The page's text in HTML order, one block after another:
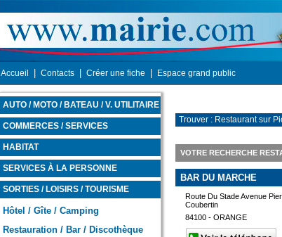
Accueil Contacts Créer une fiche Espace grand public
AUTO / MOTO / BATEAU / V. UTILITAIRE
COMMERCES / SERVICES
HABITAT
SERVICES À LA PERSONNE
SORTIES / LOISIRS / TOURISME
Hôtel / Gîte / Camping
Restauration / Bar / Discothèque
Trouver : Restaurant sur
VOTRE RECHERCHE
BAR DU MARCHE
Route Du Stade Avenue
Coubertin
84100 - ORANGE